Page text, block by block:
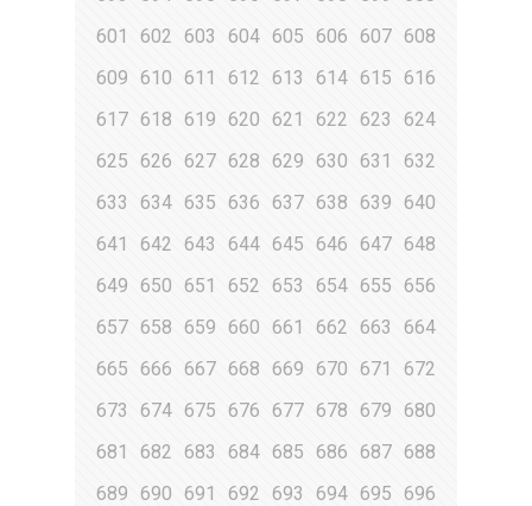
601
602 603 604 605 606 607 608
609
610 611 612 613 614 615
616
617 618 619 620 621 622 623
624
625
626 627 628 629 630 631
632
633
634 635 636 637 638 639 640
641
642 643 644 645 646 647 648
649
650 651 652 653 654 655 656
657 658 659 660 661 662 663
664
665
666 667 668 669 670 671
672
673
674 675 676 677 678 679
680
681
682 683 684 685 686 687 688
689
690 691 692 693 694 695
696